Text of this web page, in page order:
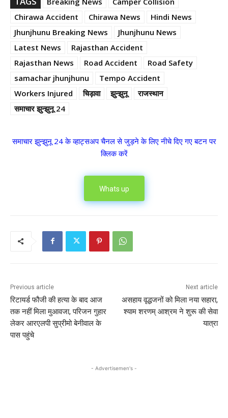
Chirawa Accident
Chirawa News
Hindi News
Jhunjhunu Breaking News
Jhunjhunu News
Latest News
Rajasthan Accident
Rajasthan News
Road Accident
Road Safety
samachar jhunjhunu
Tempo Accident
Workers Injured
चिड़ावा झुन्झुनू
राजस्थान
समाचार झुन्झुनू 24
समाचार झुन्झुनू 24 के व्हाट्सअप चैनल से जुड़ने के लिए नीचे दिए गए बटन पर
क्लिक करें
Whats up
Previous article
रिटायर्ड फौजी की हत्या के बाद आज
तक नहीं मिला मुआवजा, परिजन गुहार
लेकर आरएलपी सुप्रीमो बेनीवाल के
पास पहुंचे
Next article
असहाय वृद्धजनों को मिला नया सहारा,
श्याम शरणम् आश्रम ने शुरू की सेवा
यात्रा
- Advertisemen's -